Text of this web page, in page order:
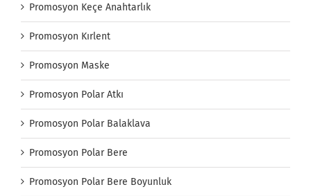
Promosyon Keçe Anahtarlık
Promosyon Kırlent
Promosyon Maske
Promosyon Polar Atkı
Promosyon Polar Balaklava
Promosyon Polar Bere
Promosyon Polar Bere Boyunluk